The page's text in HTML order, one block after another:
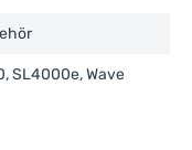
SL4000e, Wave